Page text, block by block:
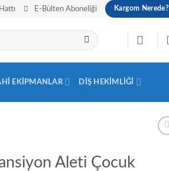
E-Bülten Aboneliği Kargom Nerede?
EKIPMANLAR DIŞ HEKIMLIĞI
Aleti Çocuk